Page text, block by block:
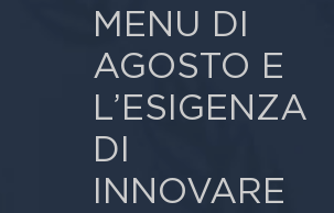
MENU DI
AGOSTO E
L’ESIGENZA
DI
INNOVARE